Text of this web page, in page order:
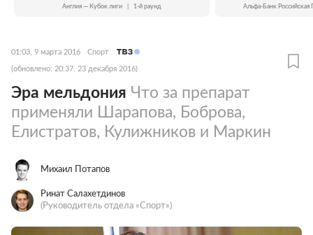
Англия — Кубок лиги 1-й раунд Альфа-Банк Российская
01:03, 9 марта 2016 Спорт
(обновлено: 20:37, 23 декабря 2016)
Эра мельдония Что за препарат
применяли Шарапова, Боброва,
Елистратов, Кулижников и Маркин
Михаил Потапов
Ринат Салахетдинов
(Руководитель отдела «Спорт»)